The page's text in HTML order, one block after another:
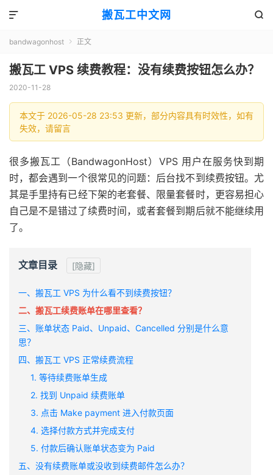
搬瓦工中文网 

bandwagonhost  正文
搬瓦工 VPS 续费教程：没有续费按钮怎么办？
2020-11-28
本文于 2026-05-28 23:53 更新，部分内容具有时效性，如有
失效，请留言
很多搬瓦工（BandwagonHost）VPS 用户在服务快到期
时，都会遇到一个很常见的问题：后台找不到续费按钮。尤
其是手里持有已经下架的老套餐、限量套餐时，更容易担心
自己是不是错过了续费时间，或者套餐到期后就不能继续用
了。
文章目录 [隐藏]
一、搬瓦工 VPS 为什么看不到续费按钮？
二、搬瓦工续费账单在哪里查看？
三、账单状态 Paid、Unpaid、Cancelled 分别是什么意
思？
四、搬瓦工 VPS 正常续费流程
1. 等待续费账单生成
2. 找到 Unpaid 续费账单
3. 点击 Make payment 进入付款页面
4. 选择付款方式并完成支付
5. 付款后确认账单状态变为 Paid
五、没有续费账单或没收到续费邮件怎么办？